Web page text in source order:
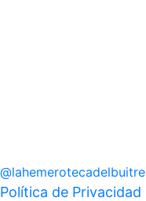
@lahemerotecadelbuitre
Política de Privacidad